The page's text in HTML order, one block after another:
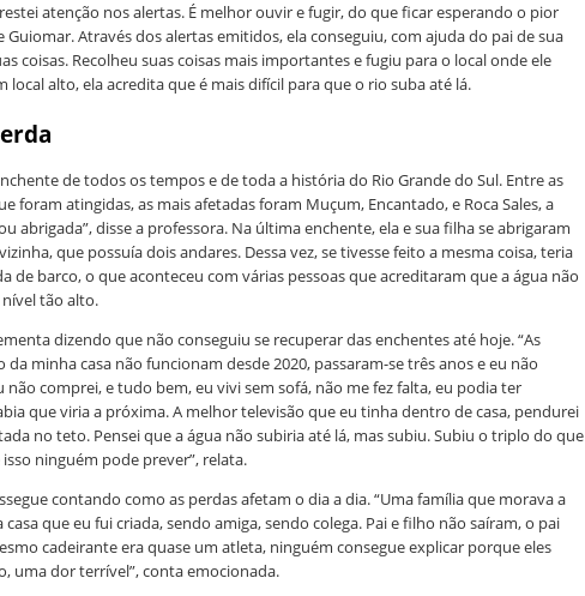
atenção nos alertas. É melhor ouvir e fugir, do que ficar esperando o pior
Guiomar. Através dos alertas emitidos, ela conseguiu, com ajuda do pai de sua
coisas. Recolheu suas coisas mais importantes e fugiu para o local onde ele
local alto, ela acredita que é mais difícil para que o rio suba até lá.
de todos os tempos e de toda a história do Rio Grande do Sul. Entre as
foram atingidas, as mais afetadas foram Muçum, Encantado, e Roca Sales, a
abrigada”, disse a professora. Na última enchente, ela e sua filha se abrigaram
que possuía dois andares. Dessa vez, se tivesse feito a mesma coisa, teria
de barco, o que aconteceu com várias pessoas que acreditaram que a água não
tão alto.
dizendo que não conseguiu se recuperar das enchentes até hoje. “As
minha casa não funcionam desde 2020, passaram-se três anos e eu não
não comprei, e tudo bem, eu vivi sem sofá, não me fez falta, eu podia ter
que viria a próxima. A melhor televisão que eu tinha dentro de casa, pendurei
no teto. Pensei que a água não subiria até lá, mas subiu. Subiu o triplo do que
ninguém pode prever”, relata.
contando como as perdas afetam o dia a dia. “Uma família que morava a
que eu fui criada, sendo amiga, sendo colega. Pai e filho não saíram, o pai
cadeirante era quase um atleta, ninguém consegue explicar porque eles
uma dor terrível”, conta emocionada.